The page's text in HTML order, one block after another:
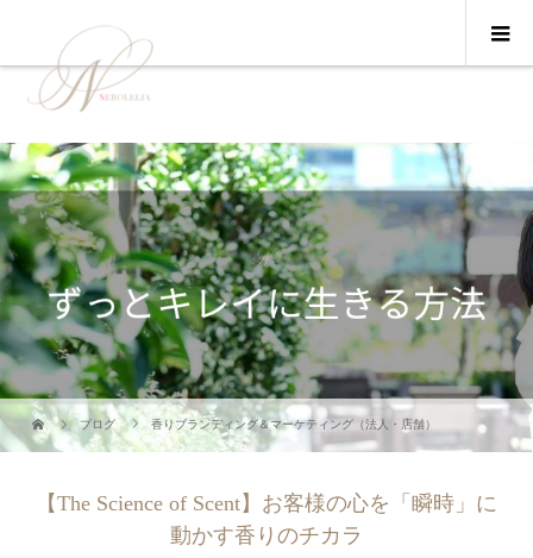
ブログ 香りブランディング＆マーケティング（法人・店舗）
【The Science of Scent】お客様の心を「瞬時」に
動かす香りのチカラ